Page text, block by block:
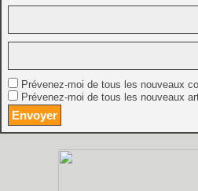
Prévenez-moi de tous les nouveaux
Prévenez-moi de tous les nouveaux